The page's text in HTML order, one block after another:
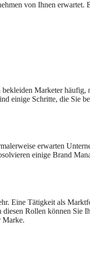
von Ihnen
Marketer häufig,
einige Schritte, die Sie
erwarten
einige Brand
Eine Tätigkeit als
Rollen können Sie
Marke.